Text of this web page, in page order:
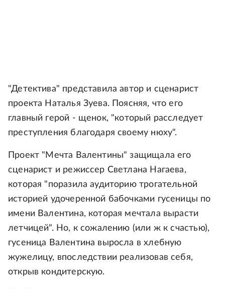
"Детектива" представила автор и сценарист
проекта Наталья Зуева. Поясняя, что его
главный герой - щенок, "который расследует
преступления благодаря своему нюху".
Проект "Мечта Валентины" защищала его
сценарист и режиссер Светлана Нагаева,
которая "поразила аудиторию трогательной
историей удочеренной бабочками гусеницы по
имени Валентина, которая мечтала вырасти
летчицей". Но, к сожалению (или ж к счастью),
гусеница Валентина выросла в хлебную
жужелицу, впоследствии реализовав себя,
открыв кондитерскую.